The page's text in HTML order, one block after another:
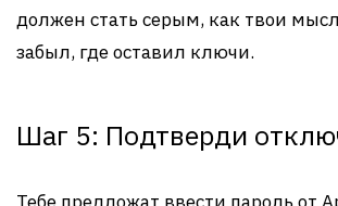
должен стать серым, как твои
забыл, где оставил ключи.
Шаг 5: Подтверди